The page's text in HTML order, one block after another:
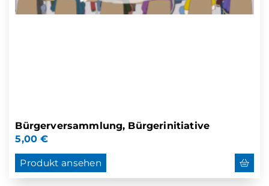
Bürgerversammlung, Bürgerinitiative
5,00€
Produkt ansehen